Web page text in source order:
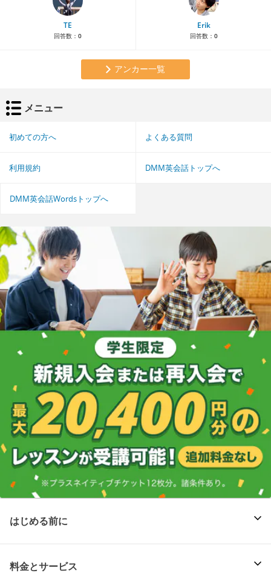
TE
回答数： 0
Erik
回答数： 0
アンカー一覧
メニュー
初めての方へ よくある質問
利用規約 DMM英会話トップへ
DMM英会話Wordsトップへ
はじめる前に
料金とサービス